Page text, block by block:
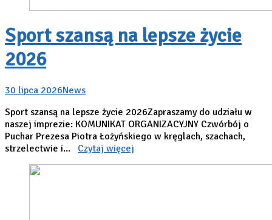
Sport szansą na lepsze życie
2026
30 lipca 2026News
Sport szansą na lepsze życie 2026Zapraszamy do udziału w
naszej imprezie: KOMUNIKAT ORGANIZACYJNY Czwórbój o
Puchar Prezesa Piotra Łożyńskiego w kręglach, szachach,
strzelectwie i... Czytaj więcej